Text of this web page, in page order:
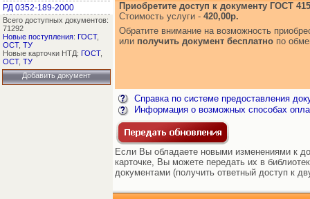
РД 0352-189-2000
Всего доступных документов:
71292
Новые поступления: ГОСТ,
ОСТ, ТУ
Новые карточки НТД: ГОСТ,
ОСТ, ТУ
Добавить документ
Приобретите доступ к документу ГОСТ
Стоимость услуги - 420,00р.
Обратите внимание на возможность
или получить документ бесплатно по
Справка по системе предоставления
Информация о возможных способах
Если Вы обладаете новыми изменениями к
карточке, Вы можете передать их в
документами (получить ответный доступ к